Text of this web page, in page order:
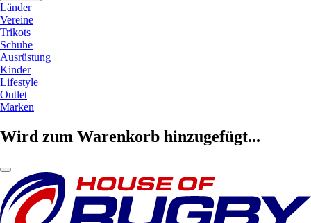
Länder
Vereine
Trikots
Schuhe
Ausrüstung
Kinder
Lifestyle
Outlet
Marken
Wird zum Warenkorb hinzugefügt...